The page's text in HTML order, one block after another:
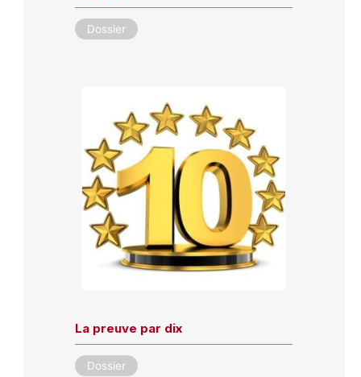
Dossier
La preuve par dix
Dossier